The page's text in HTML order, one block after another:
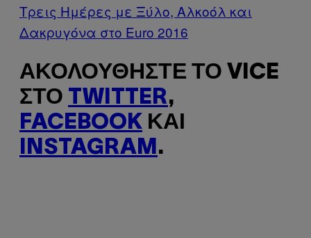
Τρεις Hμέρες με Ξύλο, Αλκοόλ και
Δακρυγόνα στο Euro 2016
ΑΚΟΛΟΥΘΉΣΤΕ ΤΟ VICE
ΣΤΟ TWITTER,
FACEBOOK ΚΑΙ
INSTAGRAM .